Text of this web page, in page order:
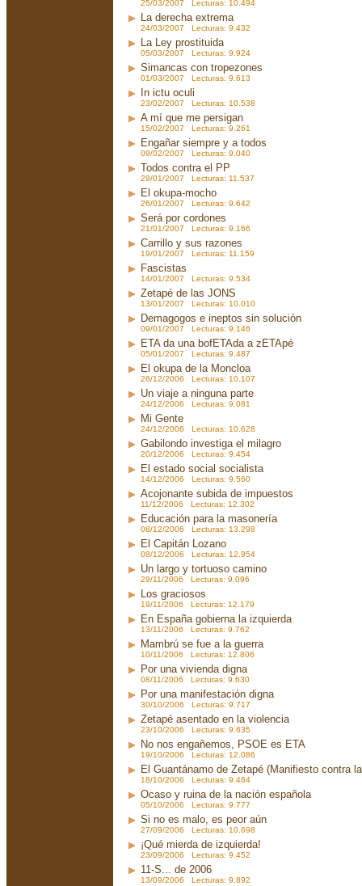
25/03/2007 Lecturas: 10.494
La derecha extrema
24/03/2007 Lecturas: 9.432
La Ley prostituida
05/03/2007 Lecturas: 9.924
Simancas con tropezones
01/03/2007 Lecturas: 9.613
In ictu oculi
23/02/2007 Lecturas: 10.538
A mí que me persigan
15/02/2007 Lecturas: 9.261
Engañar siempre y a todos
09/02/2007 Lecturas: 9.040
Todos contra el PP
29/01/2007 Lecturas: 11.537
El okupa-mocho
26/01/2007 Lecturas: 9.642
Será por cordones
21/01/2007 Lecturas: 9.166
Carrillo y sus razones
19/01/2007 Lecturas: 11.159
Fascistas
14/01/2007 Lecturas: 9.534
Zetapé de las JONS
13/01/2007 Lecturas: 10.010
Demagogos e ineptos sin solución
09/01/2007 Lecturas: 9.146
ETA da una bofETAda a zETApé
05/01/2007 Lecturas: 9.487
El okupa de la Moncloa
26/12/2006 Lecturas: 10.107
Un viaje a ninguna parte
24/12/2006 Lecturas: 9.081
Mi Gente
24/12/2006 Lecturas: 10.628
Gabilondo investiga el milagro
20/12/2006 Lecturas: 9.454
El estado social socialista
14/12/2006 Lecturas: 9.560
Acojonante subida de impuestos
11/12/2006 Lecturas: 12.302
Educación para la masonería
08/12/2006 Lecturas: 13.298
El Capitán Lozano
08/12/2006 Lecturas: 12.954
Un largo y tortuoso camino
29/11/2006 Lecturas: 9.096
Los graciosos
19/11/2006 Lecturas: 12.179
En España gobierna la izquierda
13/11/2006 Lecturas: 9.762
Mambrú se fue a la guerra
10/11/2006 Lecturas: 12.806
Por una vivienda digna
08/11/2006 Lecturas: 9.630
Por una manifestación digna
30/10/2006 Lecturas: 9.717
Zetapé asentado en la violencia
23/10/2006 Lecturas: 9.635
No nos engañemos, PSOE es ETA
19/10/2006 Lecturas: 12.086
El Guantánamo de Zetapé (Manifiesto contra
18/10/2006 Lecturas: 9.464
Ocaso y ruina de la nación española
05/10/2006 Lecturas: 9.777
Si no es malo, es peor aún
27/09/2006 Lecturas: 10.698
¡Qué mierda de izquierda!
23/09/2006 Lecturas: 9.452
11-S... de 2006
13/09/2006 Lecturas: 9.892